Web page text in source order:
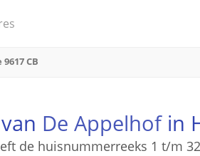
CB
De Appelhofin
de huisnummerreeks 1 t/m 32